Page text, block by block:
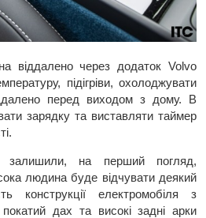
віддалено через додаток Volvo
підігріви, охолоджувати
перед виходом з дому. В
зарядку та виставляти таймер
залишили, на перший погляд,
людина буде відчувати деякий
конструкції електромобіля з
дах та високі задні арки